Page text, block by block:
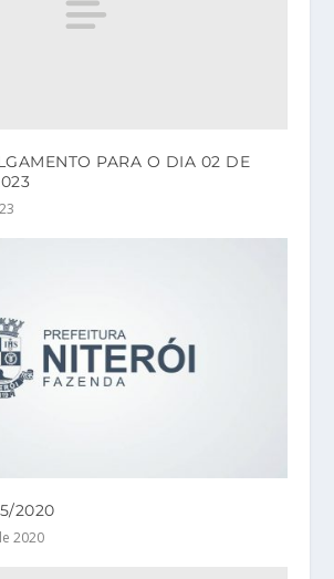
PARA O DIA 02 DE
2020
2020